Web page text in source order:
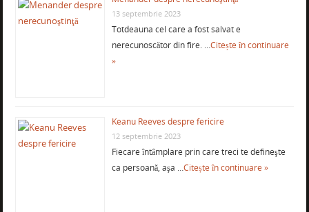
13 septembrie 2023
Totdeauna cel care a fost salvat e
nerecunoscător din fire. …Citește în continuare
»
Keanu Reeves despre fericire
12 septembrie 2023
Fiecare întâmplare prin care treci te defineşte
ca persoană, aşa …Citește în continuare »